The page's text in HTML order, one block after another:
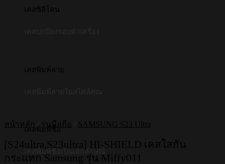
เคสซิลิโคน
เคสพิมพ์ลาย
เคสพิมพ์ชื่อ
เคสพิมพ์ชื่อเป็นเอกลักษณ์
หน้าหลัก / รุ่นมือถือ SAMSUNG S23 Ultra
[S24ultra,S23ultra] HI-SHIELD เคสใสกัน
กระแทก Samsung รุ่น Miffy011